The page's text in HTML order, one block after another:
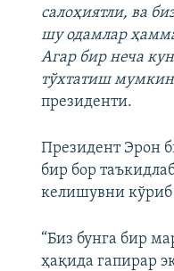
салоҳиятли, ва
шу одамлар
Агар бир неча
тўхтатиш
президенти.
Президент Эрон
бир бор
келишувни
“Биз бунга бир
ҳақида гапирар